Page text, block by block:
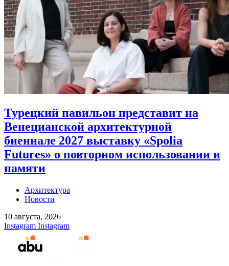
Турецкий павильон представит на
Венецианской архитектурной
биеннале 2027 выставку «Spolia
Futures» о повторном использовании и
памяти
Архитектура
Новости
10 августа, 2026
Instagram Instagram